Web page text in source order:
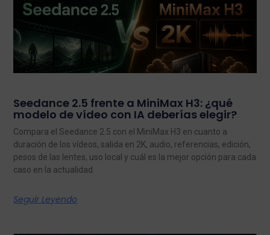
Seedance 2.5 frente a MiniMax H3: ¿qué
modelo de vídeo con IA deberías elegir?
Compara el Seedance 2.5 con el MiniMax H3 en cuanto a
duración de los vídeos, salida en 2K, audio, referencias, edición,
pesos de las lentes, uso local y cuál es la mejor opción para cada
caso en la actualidad.
Seguir Leyendo